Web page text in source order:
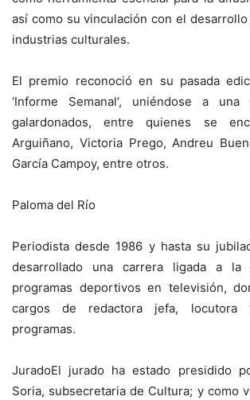
así como su vinculación con el
industrias culturales.
El premio reconoció en su pasada
‘Informe Semanal’, uniéndose a
galardonados, entre quienes se
Arguiñano, Victoria Prego, Andreu
García Campoy, entre otros.
Paloma del Río
Periodista desde 1986 y hasta su
desarrollado una carrera ligada a la
programas deportivos en televisión,
cargos de redactora jefa, locutora
programas.
JuradoEl jurado ha estado presidido
Soria, subsecretaria de Cultura; y como